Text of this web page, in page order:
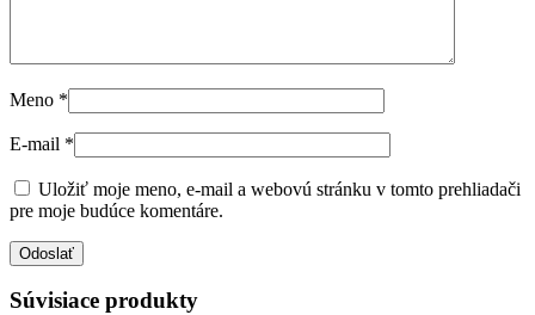
Meno *
E-mail *
Uložiť moje meno, e-mail a webovú stránku v tomto prehliadači
pre moje budúce komentáre.
Súvisiace produkty